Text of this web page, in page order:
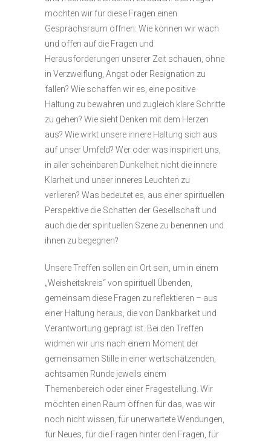
möchten wir für diese Fragen einen
Gesprächsraum öffnen: Wie können wir wach
und offen auf die Fragen und
Herausforderungen unserer Zeit schauen, ohne
in Verzweiflung, Angst oder Resignation zu
fallen? Wie schaffen wir es, eine positive
Haltung zu bewahren und zugleich klare Schritte
zu gehen? Wie sieht Denken mit dem Herzen
aus? Wie wirkt unsere innere Haltung sich aus
auf unser Umfeld? Wer oder was inspiriert uns,
in aller scheinbaren Dunkelheit nicht die innere
Klarheit und unser inneres Leuchten zu
verlieren? Was bedeutet es, aus einer spirituellen
Perspektive die Schatten der Gesellschaft und
auch die der spirituellen Szene zu benennen und
ihnen zu begegnen?
Unsere Treffen sollen ein Ort sein, um in einem
„Weisheitskreis“ von spirituell Übenden,
gemeinsam diese Fragen zu reflektieren – aus
einer Haltung heraus, die von Dankbarkeit und
Verantwortung geprägt ist. Bei den Treffen
widmen wir uns nach einem Moment der
gemeinsamen Stille in einer wertschätzenden,
achtsamen Runde jeweils einem
Themenbereich oder einer Fragestellung. Wir
möchten einen Raum öffnen für das, was wir
noch nicht wissen, für unerwartete Wendungen,
für Neues, für die Fragen hinter den Fragen, für